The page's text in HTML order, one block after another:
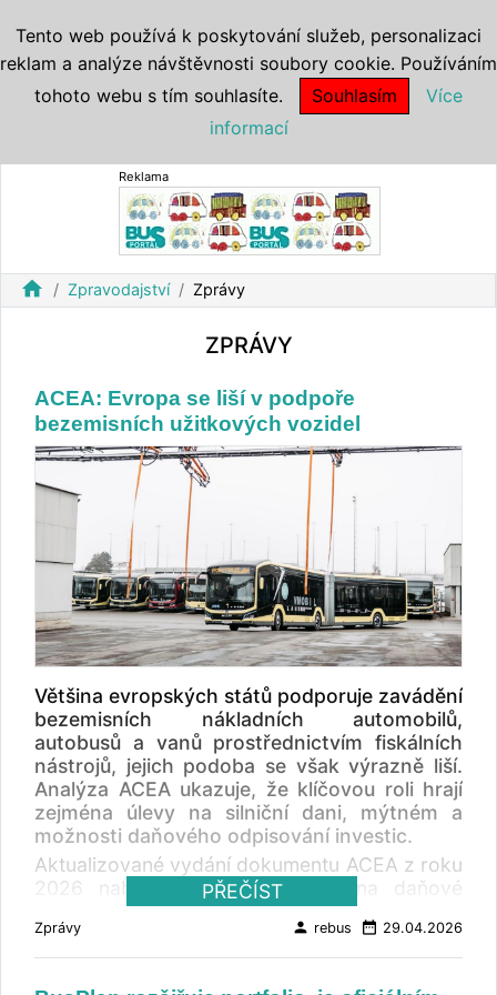
Reklama
home Zpravodajství Zprávy
ZPRÁVY
ACEA: Evropa se liší v podpoře
bezemisních užitkových vozidel
Většina evropských států podporuje zavádění
bezemisních nákladních automobilů,
autobusů a vanů prostřednictvím fiskálních
nástrojů, jejich podoba se však výrazně liší.
Analýza ACEA ukazuje, že klíčovou roli hrají
zejména úlevy na silniční dani, mýtném a
možnosti daňového odpisování investic.
Aktualizované vydání dokumentu ACEA z roku
2026 nabízí komplexní pohled na daňové
výhody a pobídky pro pořízení užitkových
vozidel s nulovými emisem - nákladní
automobily, autobusy a vany - a infrastrukturu
PŘEČÍST
Zprávy person rebus date_range 29.04.2026
Tento web používá k poskytování služeb, personalizaci
reklam a analýze návštěvnosti soubory cookie. Používáním
tohoto webu s tím souhlasíte.
Souhlasím
Více
informací